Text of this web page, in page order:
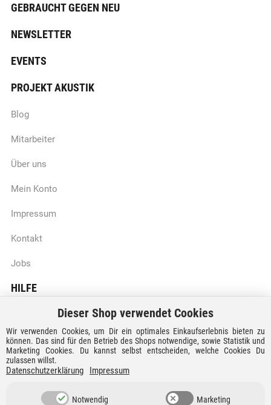
GEBRAUCHT GEGEN NEU
NEWSLETTER
EVENTS
PROJEKT AKUSTIK
Blog
Mitarbeiter
Über uns
Mein Konto
Impressum
Kontakt
Jobs
HILFE
Batteriegesetzhinweise
Vertrag widerrufen
Versandkosten und Lieferzeiten
Zahlungsarten
Dieser Shop verwendet Cookies
Wir verwenden Cookies, um Dir ein optimales Einkaufserlebnis bieten zu
können. Das sind für den Betrieb des Shops notwendige, sowie Statistik und
Marketing Cookies. Du kannst selbst entscheiden, welche Cookies Du
zulassen willst.
Datenschutzerklärung Impressum
Notwendig Marketing